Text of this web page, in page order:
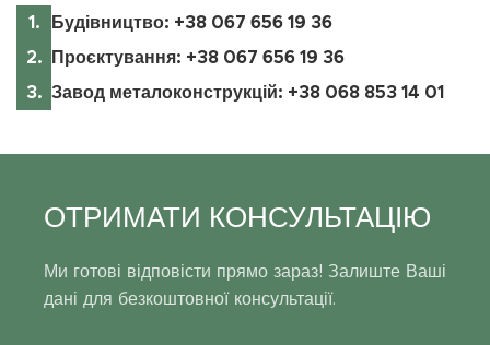
Будівництво: +38 067 656 19 36
Проєктування: +38 067 656 19 36
Завод металоконструкцій: +38 068 853 14 01
ОТРИМАТИ КОНСУЛЬТАЦІЮ
Ми готові відповісти прямо зараз! Залиште Ваші
дані для безкоштовної консультації.